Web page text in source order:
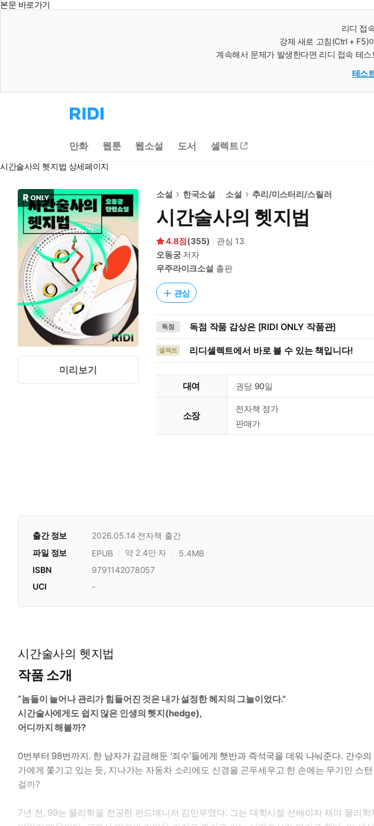
본문 바로가기
리디 접
강제 새로 고침(Ctrl + F5)
계속해서 문제가 발생한다면 리디 접속 테
테스
리
디
으
로
동
만화 웹툰 웹소설 도서 셀렉트
시간술사의 헷지법 상세페이지
미리보기
소설 한국소설 소설 추리/미스터리/스릴러
시간술사의 헷지법
4.8 (355) 관심 13
오동궁저자
우주라이크소설 출판
관심
독점 독점 작품 감상은 [RIDI ONLY 작품관]
셀렉트 리디셀렉트에서 바로 볼 수 있는 책입니다!
대여 권당 90일
소장
전자책 정가
판매가
출간 정보 2026.05.14 전자책 출간
파일 정보
EPUB 약 2.4만 자 5.4MB
ISBN
9791142078057
UCI
-
시간술사의 헷지법
작품 소개
“놈들이 늘어나 관리가 힘들어진 것은 내가 설정한 헤지의 그늘이었다.”
시간술사에게도 쉽지 않은 인생의 헷지(hedge),
어디까지 해볼까?
0번부터 98번까지. 한 남자가 감금해둔 ‘죄수’들에게 햇반과 즉석국을 데워 나눠준다. 간
가에게 쫓기고 있는 듯, 지나가는 자동차 소리에도 신경을 곤두세우고 한 손에는 무기인 스
걸까?
7년 전, 99는 물리학을 전공한 펀드매니저 김민우였다. 그는 대학시절 선배이자 재야 물리